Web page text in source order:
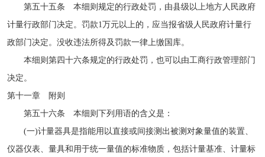
第五十五条 本细则规定的行政处罚，由县级以上地方人民政府
计量行政部门决定。罚款1万元以上的，应当报省级人民政府计量行
政部门决定。没收违法所得及罚款一律上缴国库。
本细则第四十六条规定的行政处罚，也可以由工商行政管理部门
决定。
第十一章 附则
第五十六条 本细则下列用语的含义是：
(一)计量器具是指能用以直接或间接测出被测对象量值的装置、
仪器仪表、量具和用于统一量值的标准物质，包括计量基准、计量标